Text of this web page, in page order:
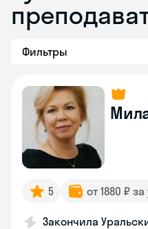
Фильтры
5 от 1880 ₽
Закончила